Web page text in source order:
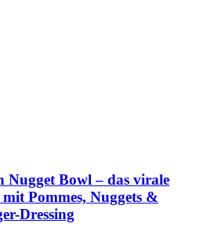
Nugget Bowl – das virale
Pommes, Nuggets &
Dressing